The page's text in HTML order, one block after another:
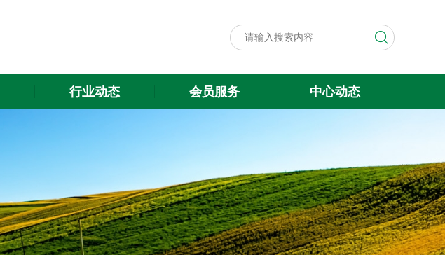
行业动态 会员服务 中心动态